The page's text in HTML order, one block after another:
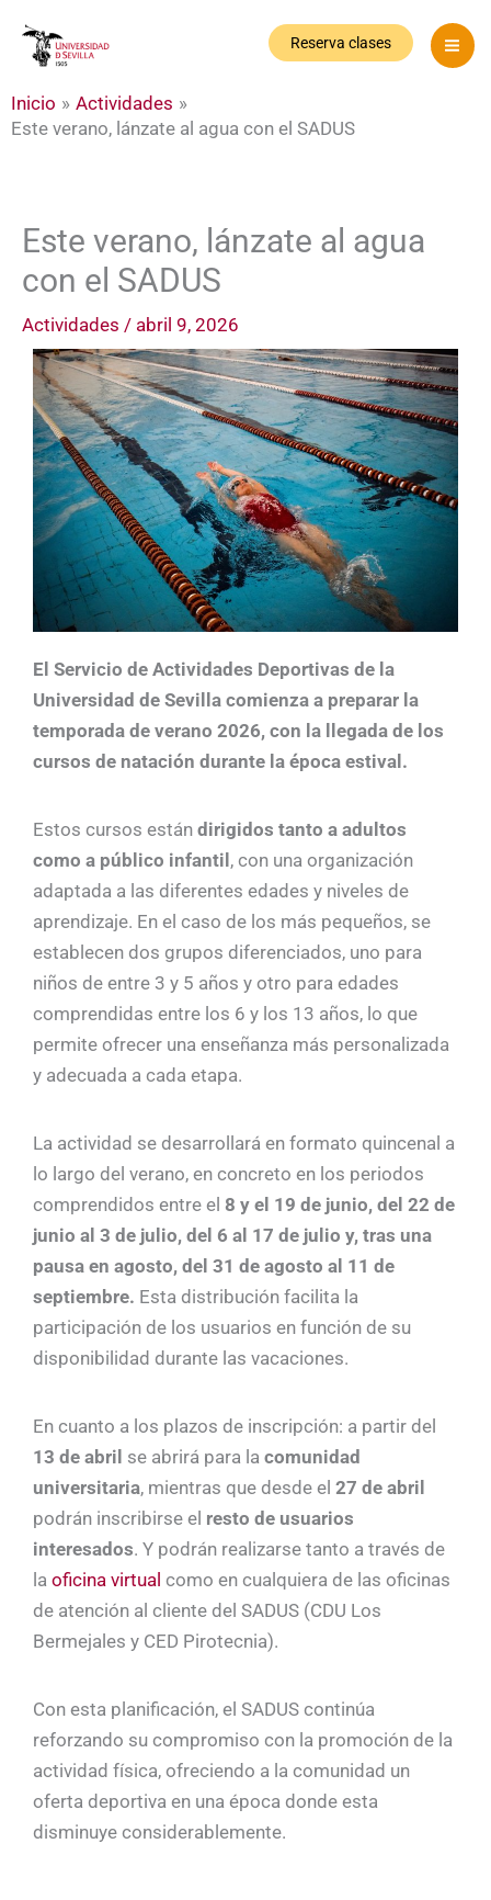
Reserva clases
Inicio
Actividades
Este verano, lánzate al agua con el SADUS
Este verano, lánzate al agua
con el SADUS
Actividades / abril 9, 2026
El Servicio de Actividades Deportivas de la
Universidad de Sevilla comienza a preparar la
temporada de verano 2026, con la llegada de los
cursos de natación durante la época estival.
Estos cursos están dirigidos tanto a adultos
como a público infantil , con una organización
adaptada a las diferentes edades y niveles de
aprendizaje. En el caso de los más pequeños, se
establecen dos grupos diferenciados, uno para
niños de entre 3 y 5 años y otro para edades
comprendidas entre los 6 y los 13 años, lo que
permite ofrecer una enseñanza más personalizada
y adecuada a cada etapa.
La actividad se desarrollará en formato quincenal a
lo largo del verano, en concreto en los periodos
comprendidos entre el 8 y el 19 de junio, del 22 de
junio al 3 de julio, del 6 al 17 de julio y, tras una
pausa en agosto, del 31 de agosto al 11 de
septiembre. Esta distribución facilita la
participación de los usuarios en función de su
disponibilidad durante las vacaciones.
En cuanto a los plazos de inscripción: a partir del
13 de abril se abrirá para la comunidad
universitaria, mientras que desde el 27 de abril
podrán inscribirse el resto de usuarios
interesados. Y podrán realizarse tanto a través de
la oficina virtual como en cualquiera de las oficinas
de atención al cliente del SADUS (CDU Los
Bermejales y CED Pirotecnia).
Con esta planificación, el SADUS continúa
reforzando su compromiso con la promoción de la
actividad física, ofreciendo a la comunidad un
oferta deportiva en una época donde esta
disminuye considerablemente.